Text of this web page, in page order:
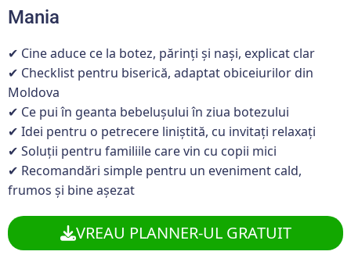
Mania
✔ Cine aduce ce la botez, părinți și nași, explicat clar
✔ Checklist pentru biserică, adaptat obiceiurilor din
Moldova
✔ Ce pui în geanta bebelușului în ziua botezului
✔ Idei pentru o petrecere liniștită, cu invitați relaxați
✔ Soluții pentru familiile care vin cu copii mici
✔ Recomandări simple pentru un eveniment cald,
frumos și bine așezat
VREAU PLANNER-UL GRATUIT